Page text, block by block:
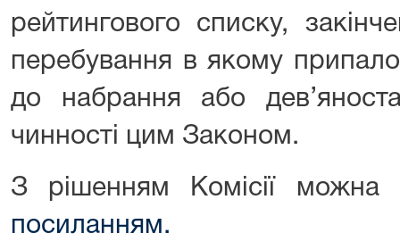
рейтингового списку,
перебування в якому
до набрання або
чинності цим Законом.
З рішенням Комісії
посиланням.